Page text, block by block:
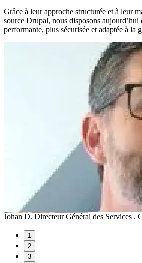
Grâce à leur approche structurée et à leur
source Drupal, nous disposons aujourd’hui
performante, plus sécurisée et adaptée à la
Johan D. Directeur Général des Services .
1
2
3